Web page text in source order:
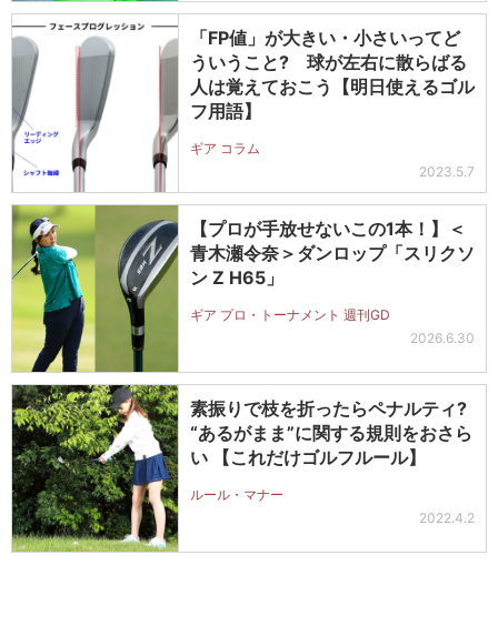
「FP値」が大きい・小さいってど
ういうこと? 球が左右に散らばる
人は覚えておこう【明日使えるゴル
フ用語】
ギア コラム
2023.5.7
【プロが手放せないこの1本！】＜
青木瀬令奈＞ダンロップ「スリクソ
ン Z H65」
ギア プロ・トーナメント 週刊GD
2026.6.30
素振りで枝を折ったらペナルティ?
“あるがまま”に関する規則をおさら
い 【これだけゴルフルール】
ルール・マナー
2022.4.2